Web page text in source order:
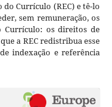
do Currículo (REC) e tê-lo
sem remuneração, os
Currículo: os direitos de
a REC redistribua esse
indexação e referência